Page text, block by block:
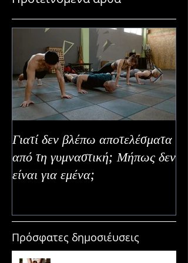
Γιατί δεν βλέπω αποτελέσματα
από τη γυμναστική; Μήπως δεν
είναι για εμένα;
Πρόσφατες δημοσιέυσεις